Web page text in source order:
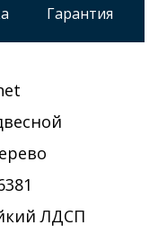
Гарантия
ЛДСП